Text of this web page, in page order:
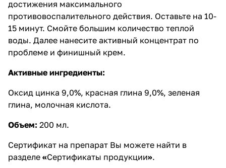
достижения максимального
противовоспалительного действия. Оставьте на 10-
15 минут. Смойте большим количество теплой
воды. Далее нанесите активный концентрат по
проблеме и финишный крем.
Активные ингредиенты:
Оксид цинка 9,0%, красная глина 9,0%, зеленая
глина, молочная кислота.
Объем: 200 мл.
Сертификат на препарат Вы можете найти в
разделе «Сертификаты продукции».